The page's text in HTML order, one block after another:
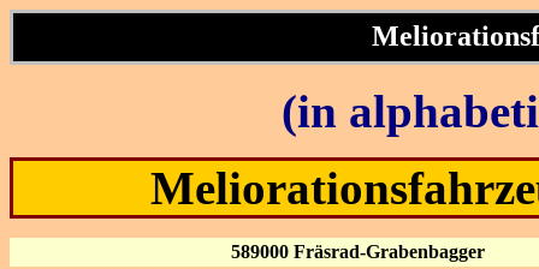
(in
589000 Fräsrad-Grabenbagger